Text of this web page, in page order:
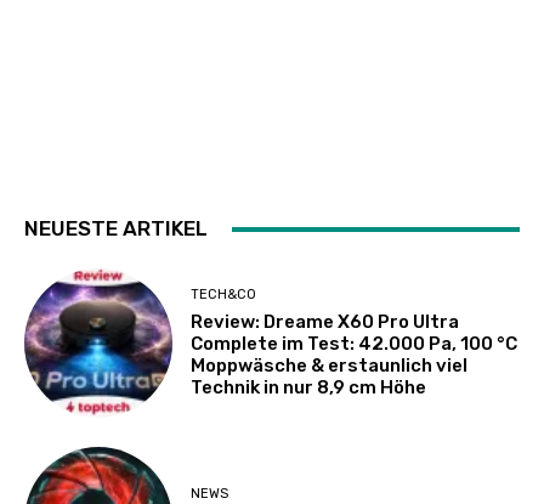
NEUESTE ARTIKEL
TECH&CO
Review: Dreame X60 Pro Ultra
Complete im Test: 42.000 Pa, 100 °C
Moppwäsche & erstaunlich viel
Technik in nur 8,9 cm Höhe
NEWS